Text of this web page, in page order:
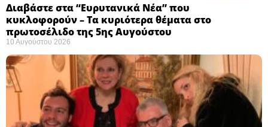
Διαβάστε στα “Ευρυτανικά Νέα” που
κυκλοφορούν – Τα κυριότερα θέματα στο
πρωτοσέλιδο της 5ης Αυγούστου
10 Αυγούστου 2026